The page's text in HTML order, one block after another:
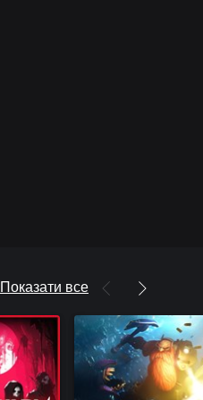
Показати все